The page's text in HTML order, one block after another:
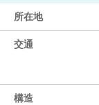
所在地
交通
構造